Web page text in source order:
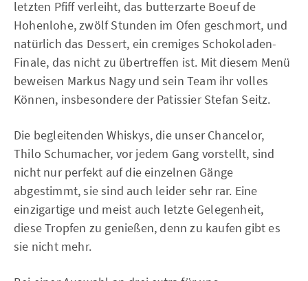
letzten Pfiff verleiht, das butterzarte Boeuf de
Hohenlohe, zwölf Stunden im Ofen geschmort, und
natürlich das Dessert, ein cremiges Schokoladen-
Finale, das nicht zu übertreffen ist. Mit diesem Menü
beweisen Markus Nagy und sein Team ihr volles
Können, insbesondere der Patissier Stefan Seitz.
Die begleitenden Whiskys, die unser Chancelor,
Thilo Schumacher, vor jedem Gang vorstellt, sind
nicht nur perfekt auf die einzelnen Gänge
abgestimmt, sie sind auch leider sehr rar. Eine
einzigartige und meist auch letzte Gelegenheit,
diese Tropfen zu genießen, denn zu kaufen gibt es
sie nicht mehr.